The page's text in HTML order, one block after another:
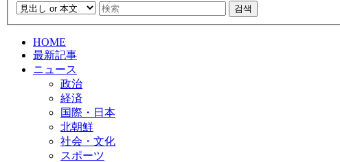
검색
HOME
最新記事
ニュース
政治
経済
国際・日本
北朝鮮
社会・文化
スポーツ